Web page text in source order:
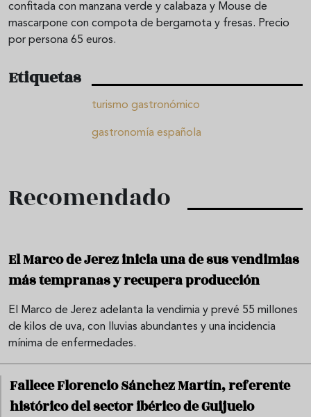
confitada con manzana verde y calabaza y Mouse de
mascarpone con compota de bergamota y fresas. Precio
por persona 65 euros.
Etiquetas
turismo gastronómico
gastronomía española
Recomendado
El Marco de Jerez inicia una de sus vendimias
más tempranas y recupera producción
El Marco de Jerez adelanta la vendimia y prevé 55 millones
de kilos de uva, con lluvias abundantes y una incidencia
mínima de enfermedades.
Fallece Florencio Sánchez Martín, referente
histórico del sector ibérico de Guijuelo